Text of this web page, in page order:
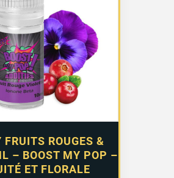
ROUGES &
– BOOST MY POP –
ET FLORALE